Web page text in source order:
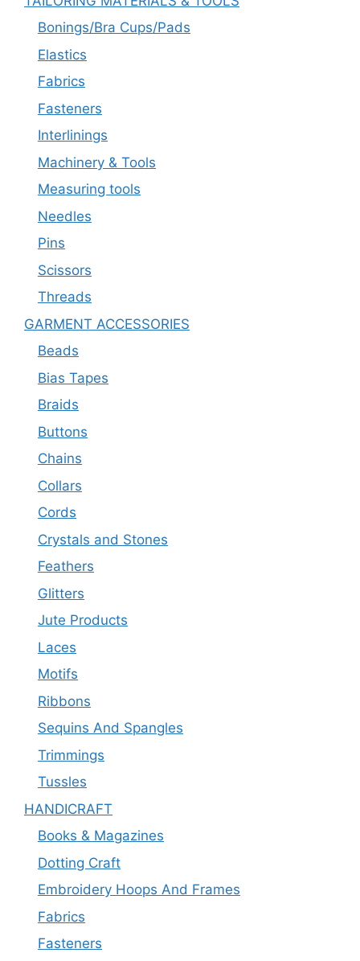
Bonings/Bra Cups/Pads
Elastics
Fabrics
Fasteners
Interlinings
Machinery & Tools
Measuring tools
Needles
Pins
Scissors
Threads
GARMENT ACCESSORIES
Beads
Bias Tapes
Braids
Buttons
Chains
Collars
Cords
Crystals and Stones
Feathers
Glitters
Jute Products
Laces
Motifs
Ribbons
Sequins And Spangles
Trimmings
Tussles
HANDICRAFT
Books & Magazines
Dotting Craft
Embroidery Hoops And Frames
Fabrics
Fasteners